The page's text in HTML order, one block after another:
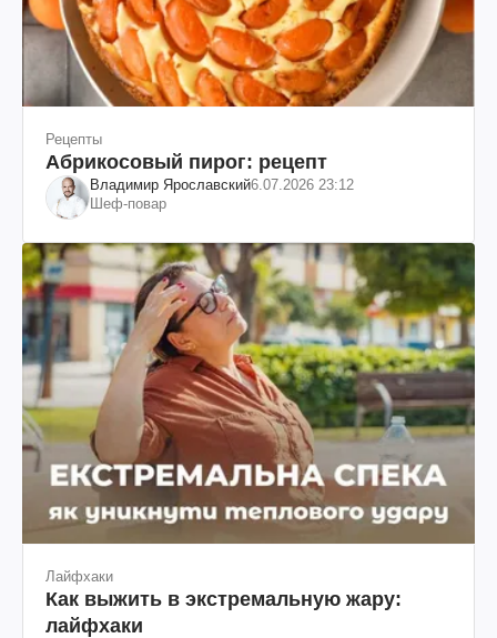
Рецепты
Абрикосовый пирог: рецепт
Владимир Ярославский6.07.2026 23:12
Шеф-повар
Лайфхаки
Как выжить в экстремальную жару:
лайфхаки